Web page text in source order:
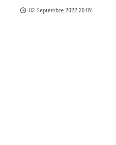
02 Septembre 2022 20:09